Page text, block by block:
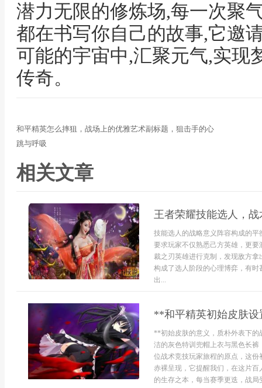
潜力无限的修炼场,每一次聚
都在书写你自己的故事,它邀
可能的宇宙中,汇聚元气,实现
传奇。
和平精英怎么摔狙，战场上的优雅艺术副标题，狙击手的心
跳与呼吸
相关文章
王者荣耀技能选人，
技能选人的战略意义阵容构成的
要求玩家不仅熟悉己方英雄，更
裁之刃英雄进行克制，发现敌方
构成了选人阶段的心理博弈，有
出...
**和平精英初始皮肤
**初始皮肤的意义，质朴外表下
洁的灰色特训兜帽上衣与黑色长
位战术竞技玩家旅程的原点，这
赤裸呈现，它提醒我们，在这片
的生存之本，每当赛季更迭，战局